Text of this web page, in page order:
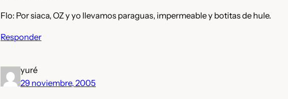
Flo: Por siaca, OZ y yo llevamos paraguas, impermeable y botitas de hule.
Responder
yuré
29 noviembre, 2005